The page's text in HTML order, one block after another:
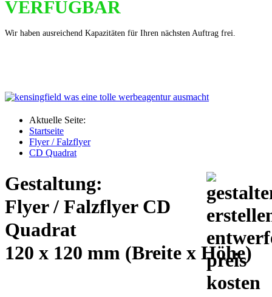
VERFÜGBAR
Wir haben ausreichend Kapazitäten für Ihren nächsten Auftrag frei.
Aktuelle Seite:
Startseite
Flyer / Falzflyer
CD Quadrat
Gestaltung:
Flyer / Falzflyer CD
Quadrat
120 x 120 mm (Breite x Höhe)